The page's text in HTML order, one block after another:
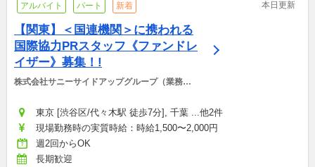
アルバイト パート 新着 本日更新
【関東】＜国連機関＞に携われる
国際協力PRスタッフ《ファンドレ
イザー》募集！!
株式会社サニーサイドアップグループ（業務運
東京 [渋谷区/代々木駅 徒歩7分], 千葉 ...他2件
現場勤務時の実質時給：時給1,500〜2,000円
週2回からOK
長期歓迎